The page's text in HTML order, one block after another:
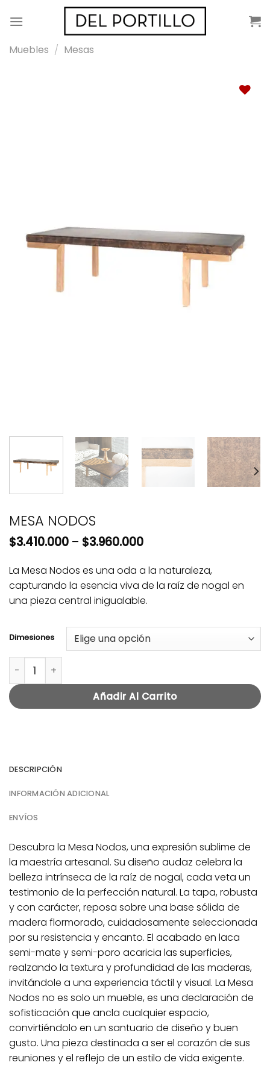
Muebles / Mesas
MESA NODOS
$3.410.000 – $3.960.000
La Mesa Nodos es una oda a la naturaleza,
capturando la esencia viva de la raíz de nogal en
una pieza central inigualable.
Dimesiones
Añadir Al Carrito
DESCRIPCIÓN
INFORMACIÓN ADICIONAL
ENVÍOS
Descubra la Mesa Nodos, una expresión sublime de
la maestría artesanal. Su diseño audaz celebra la
belleza intrínseca de la raíz de nogal, cada veta un
testimonio de la perfección natural. La tapa, robusta
y con carácter, reposa sobre una base sólida de
madera flormorado, cuidadosamente seleccionada
por su resistencia y encanto. El acabado en laca
semi-mate y semi-poro acaricia las superficies,
realzando la textura y profundidad de las maderas,
invitándole a una experiencia táctil y visual. La Mesa
Nodos no es solo un mueble, es una declaración de
sofisticación que ancla cualquier espacio,
convirtiéndolo en un santuario de diseño y buen
gusto. Una pieza destinada a ser el corazón de sus
reuniones y el reflejo de un estilo de vida exigente.